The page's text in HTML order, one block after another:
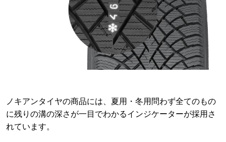
ノキアンタイヤの商品には、夏用・冬用問わず全てのもの
に残りの溝の深さが一目でわかるインジケーターが採用さ
れています。